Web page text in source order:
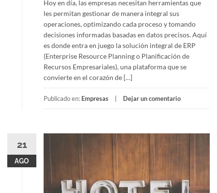
Hoy en día, las empresas necesitan herramientas que
les permitan gestionar de manera integral sus
operaciones, optimizando cada proceso y tomando
decisiones informadas basadas en datos precisos. Aquí
es donde entra en juego la solución integral de ERP
(Enterprise Resource Planning o Planificación de
Recursos Empresariales), una plataforma que se
convierte en el corazón de […]
Publicado en: Empresas Dejar un comentario
21
AGO